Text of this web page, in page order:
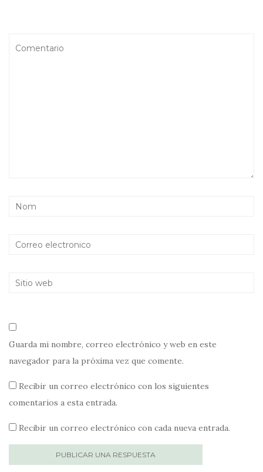
Guarda mi nombre, correo electrónico y web en este
navegador para la próxima vez que comente.
Recibir un correo electrónico con los siguientes
comentarios a esta entrada.
Recibir un correo electrónico con cada nueva entrada.